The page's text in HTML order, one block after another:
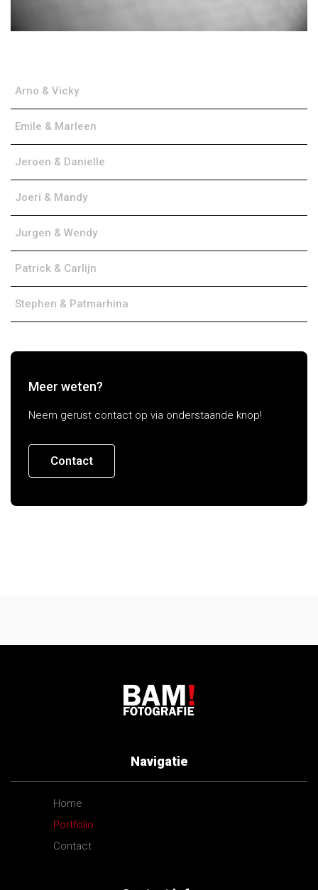
Arno & Vicky
Emile & Marleen
Jeroen & Danielle
Joeri & Mandy
Jurgen & Wendy
Patrick & Carlijn
Stephen & Patmarhina
Meer weten?
Neem gerust contact op via onderstaande knop!
Contact
Navigatie
Home
Portfolio
Contact